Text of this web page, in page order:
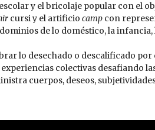
y el bricolaje popular con el
cursi y el artificio camp con
de lo doméstico, la
lo desechado o descalificado por
colectivas desafiando
cuerpos, deseos,